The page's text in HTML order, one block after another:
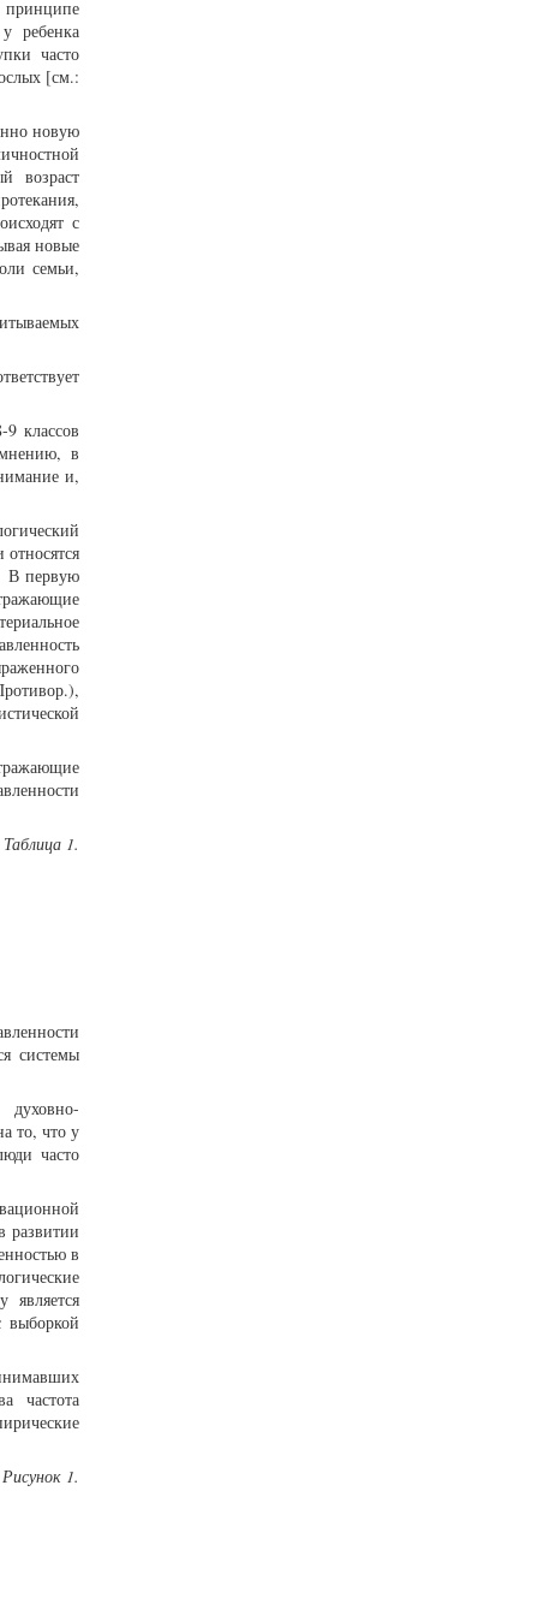
принципе
ребенка
часто
[см.:
новую
возраст
с
новые
семьи,
классов
в
и,
В первую
Таблица 1.
системы
духовно-
то, что у
часто
развитии
в
является
частота
Рисунок 1.